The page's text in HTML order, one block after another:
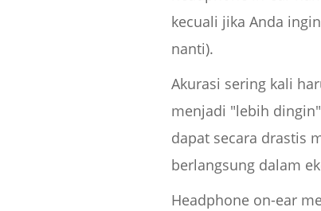
kecuali jika Anda
nanti).
Akurasi sering kali
menjadi "lebih
dapat secara drastis
berlangsung dalam
Headphone on-ear